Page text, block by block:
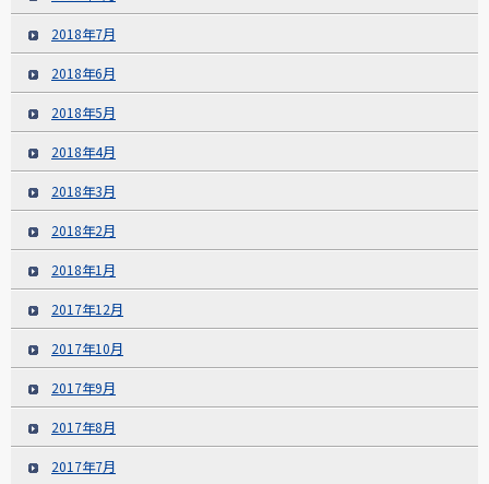
2018年7月
2018年6月
2018年5月
2018年4月
2018年3月
2018年2月
2018年1月
2017年12月
2017年10月
2017年9月
2017年8月
2017年7月